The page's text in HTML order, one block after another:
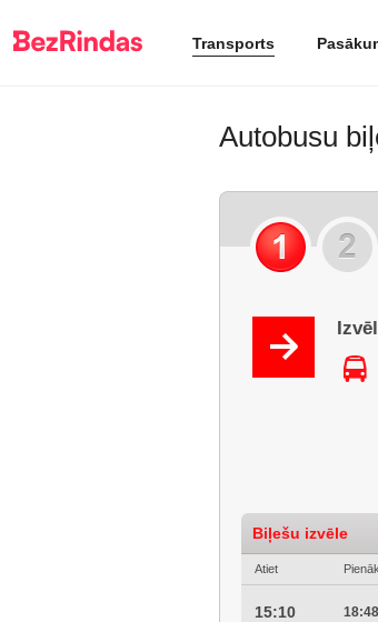
Transports
Autobusu
Biļešu izvēle
Atiet Pienāk
15:10 18:48